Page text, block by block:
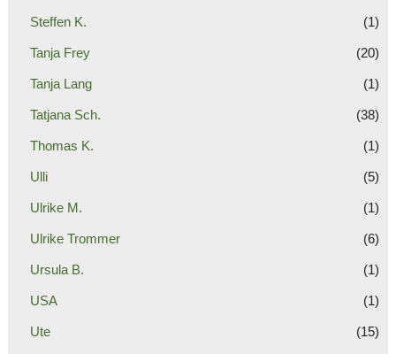
Steffen K. (1)
Tanja Frey (20)
Tanja Lang (1)
Tatjana Sch. (38)
Thomas K. (1)
Ulli (5)
Ulrike M. (1)
Ulrike Trommer (6)
Ursula B. (1)
USA (1)
Ute (15)